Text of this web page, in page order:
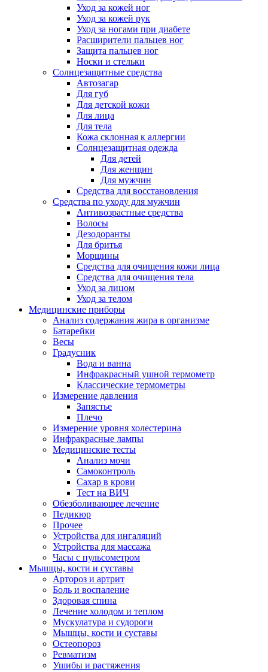
Уход за кожей ног
Уход за кожей рук
Уход за ногами при диабете
Расширители пальцев ног
Защита пальцев ног
Носки и стельки
Солнцезащитные средства
Автозагар
Для губ
Для детской кожи
Для лица
Для тела
Кожа склонная к аллергии
Солнцезащитная одежда
Для детей
Для женщин
Для мужчин
Средства для восстановления
Средства по уходу для мужчин
Антивозрастные средства
Волосы
Дезодоранты
Для бритья
Морщины
Средства для очищения кожи лица
Средства для очищения тела
Уход за лицом
Уход за телом
Медицинские приборы
Анализ содержания жира в организме
Батарейки
Весы
Градусник
Вода и ванна
Инфракрасный ушной термометр
Классические термометры
Измерение давления
Запястье
Плечо
Измерение уровня холестерина
Инфракрасные лампы
Медицинские тесты
Анализ мочи
Самоконтроль
Сахар в крови
Тест на ВИЧ
Обезболивающее лечение
Педикюр
Прочее
Устройства для ингаляций
Устройства для массажа
Часы с пульсометром
Мышцы, кости и суставы
Артороз и артрит
Боль и воспаление
Здоровая спина
Лечение холодом и теплом
Мускулатура и судороги
Мышцы, кости и суставы
Остеопороз
Ревматизм
Ушибы и растяжения